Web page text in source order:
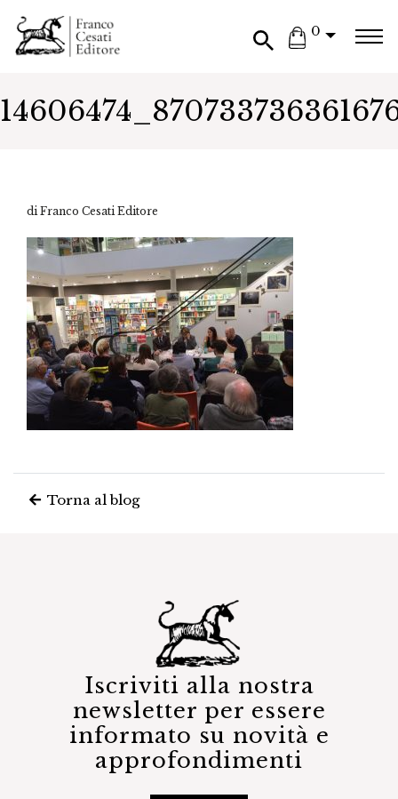
0
di Franco Cesati Editore
Torna al blog
Iscriviti alla nostra
newsletter per essere
informato su novità e
approfondimenti